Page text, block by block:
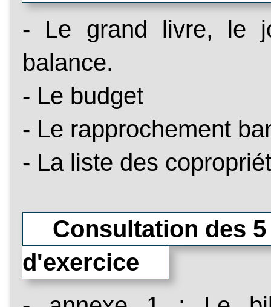
- Le grand livre, le
balance.
- Le budget
- Le rapprochement
- La liste des
Consultation des 5
d'exercice